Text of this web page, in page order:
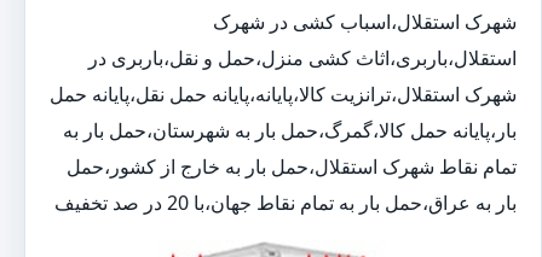
شهرک استقلال،اسباب کشی در شهرک
استقلال،باربری،اثاث کشی منزل،حمل و نقل،باربری در
شهرک استقلال،ترانزیت کالا،پایانه،پایانه حمل نقل،پایانه حمل
بار،پایانه حمل کالا،گمرگ،حمل بار به شهرستان،حمل بار به
تمام نقاط شهرک استقلال،حمل بار به خارج از کشور،حمل
بار به عراق،حمل بار به تمام نقاط جهان،با 20 در صد تخفیف